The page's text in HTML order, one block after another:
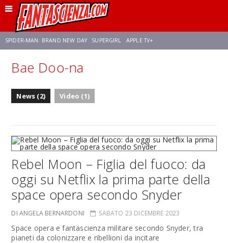
SPIDER-MAN: BRAND NEW DAY SUPERGIRL APPLE TV+
FRANCO RICCIARDIELLO ZENDAYA
Bae Doo-na
News (2) Video (1)
Rebel Moon – Figlia del fuoco: da
oggi su Netflix la prima parte della
space opera secondo Snyder
DI ANGELA BERNARDONI SABATO 23 DICEMBRE 2023
Space opera e fantascienza militare secondo Snyder, tra
pianeti da colonizzare e ribellioni da incitare